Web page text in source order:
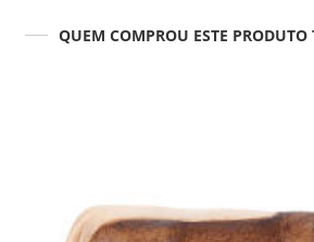
QUEM COMPROU ESTE